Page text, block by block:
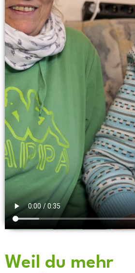
Weil du mehr